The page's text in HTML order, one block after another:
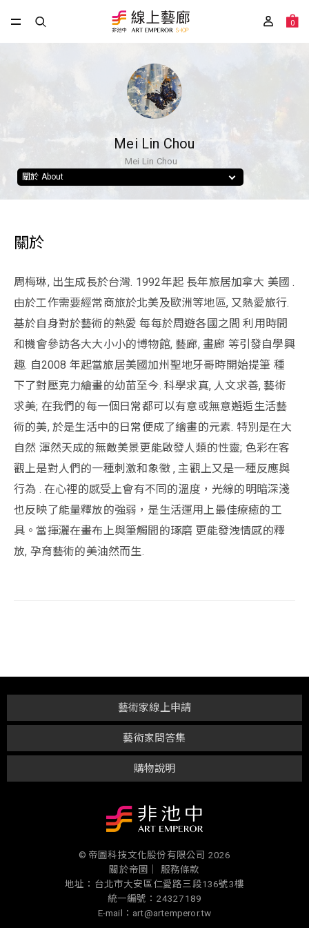
0
Mei Lin Chou
Mei Lin Chou
關於 About
關於
周梅琳, 出生成長於台灣. 1992年起 長年旅居加拿大 美國 .
由於工作需要經常商旅於北美及歐洲等地區, 又熱愛旅行.
基於自身對於藝術的熱愛 每每於周遊各國之間 利用時間
和機會參訪各大大小小的博物館, 藝廊, 畫廊 等引發自學興
趣. 自2008 年起當旅居美國加州聖地牙哥時開始提筆 種
下了對壓克力繪畫的幼苗至今. 科學求真, 人文求善, 藝術
求美; 在我們的每一個日常都可以有意或無意邂逅生活藝
術的美, 於是生活中的日常便成了繪畫的元素. 特別是在大
自然 渾然天成的無敵美景更能啟發人類的性靈; 色彩在客
觀上是對人們的一種刺激和象徵 , 主觀上又是一種反應與
行為 . 在心裡的感受上會有不同的溫度，光線的明暗深淺
也反映了能量釋放的強弱，是生活運用上最佳療癒的工
具。當揮灑在畫布上與筆觸間的琢磨 更能發洩情感的釋
放, 孕育藝術的美油然而生.
購物說明
藝術家問答集
藝術家線上申請
© 帝圖科技文化股份有限公司 2026
關於帝圖｜
服務條款
地址：台北市大安區仁愛路三段136號3樓
統一編號：24327189
E-mail：art@artemperor.tw